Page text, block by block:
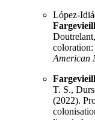
López-
coloration:
American
T. S.,
(2022).